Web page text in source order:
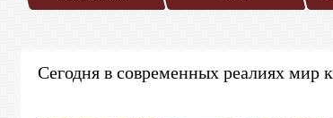
Сегодня в современных реалиях мир